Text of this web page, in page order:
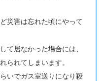
災害は忘れた頃にやって
て居なかった場合には、
られてしまいます。
いでガス室送りになり殺